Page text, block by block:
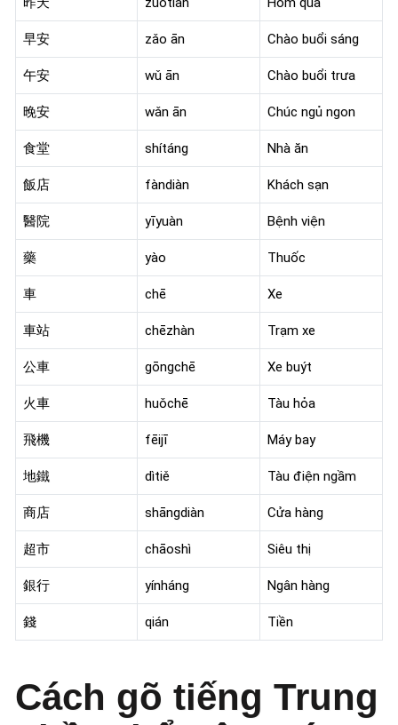
早安 zǎo ān Chào buổi sáng
午安 wǔ ān Chào buổi trưa
晚安 wǎn ān Chúc ngủ ngon
食堂 shítáng Nhà ăn
飯店 fàndiàn Khách sạn
醫院 yīyuàn Bệnh viện
藥 yào Thuốc
車 chē Xe
車站 chēzhàn Trạm xe
公車 gōngchē Xe buýt
火車 huǒchē Tàu hỏa
飛機 fēijī Máy bay
地鐵 dìtiě Tàu điện ngầm
商店 shāngdiàn Cửa hàng
超市 chāoshì Siêu thị
銀行 yínháng Ngân hàng
錢 qián Tiền
Cách gõ tiếng Trung